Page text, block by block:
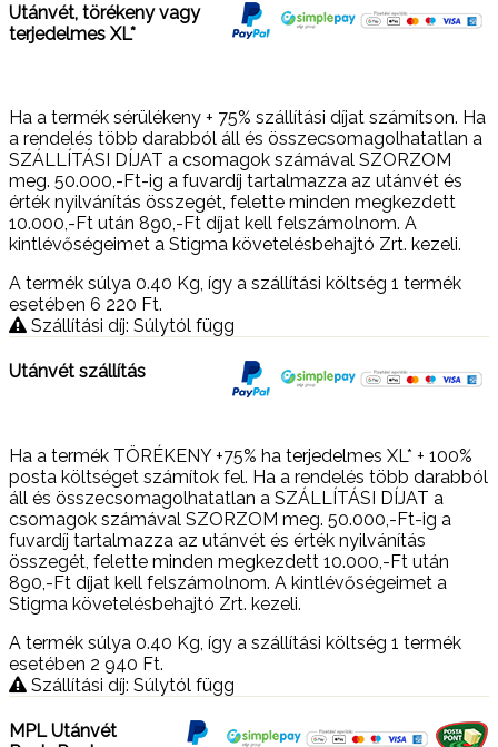
Utánvét, törékeny vagy
terjedelmes XL*
Ha a termék sérülékeny + 75% szállítási díjat számítson. Ha
a rendelés több darabból áll és összecsomagolhatatlan a
SZÁLLÍTÁSI DÍJAT a csomagok számával SZORZOM
meg. 50.000,-Ft-ig a fuvardíj tartalmazza az utánvét és
érték nyilvánítás összegét, felette minden megkezdett
10.000,-Ft után 890,-Ft díjat kell felszámolnom. A
kintlévőségeimet a Stigma követelésbehajtó Zrt. kezeli.
A termék súlya 0.40 Kg, így a szállítási költség 1 termék
esetében 6 220 Ft.
Szállítási díj: Súlytól függ
Utánvét szállítás
Ha a termék TÖRÉKENY +75% ha terjedelmes XL* + 100%
posta költséget számítok fel. Ha a rendelés több darabból
áll és összecsomagolhatatlan a SZÁLLÍTÁSI DÍJAT a
csomagok számával SZORZOM meg. 50.000,-Ft-ig a
fuvardíj tartalmazza az utánvét és érték nyilvánítás
összegét, felette minden megkezdett 10.000,-Ft után
890,-Ft díjat kell felszámolnom. A kintlévőségeimet a
Stigma követelésbehajtó Zrt. kezeli.
A termék súlya 0.40 Kg , így a szállítási költség 1 termék
esetében 2 940 Ft.
Szállítási díj: Súlytól függ
MPL Utánvét